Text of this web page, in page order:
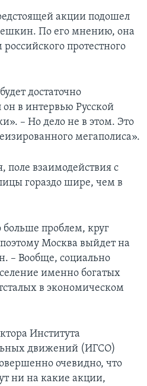
акции подошел
По его мнению, она
протестного
достаточно
в интервью Русской
– Но дело не в этом. Это
мегаполиса».
поле взаимодействия с
гораздо шире, чем в
больше проблем, круг
Москва выйдет на
– Вообще, социально
именно богатых
в экономическом
Института
движений (ИГСО)
очевидно, что
ни на какие акции,